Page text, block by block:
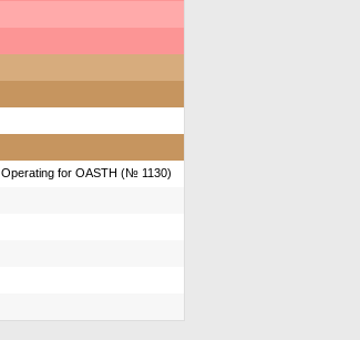
Operating for OASTH (№ 1130)